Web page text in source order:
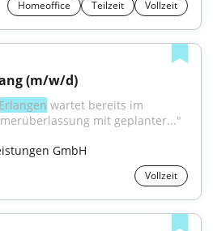
Homeoffice
Teilzeit Vollzeit
(m/w/d)
Erlangen wartet bereits im
mit geplanter..."
GmbH
Vollzeit